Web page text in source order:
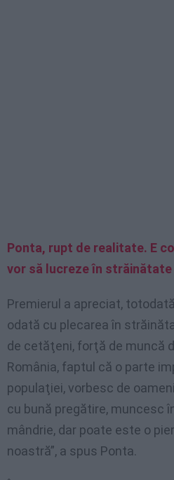
Ponta, rupt de realitate. E
vor să lucreze în străinătate
Premierul a apreciat,
odată cu plecarea în
de cetăţeni, forţă de muncă
România, faptul că o parte
populaţiei, vorbesc de
cu bună pregătire, muncesc
mândrie, dar poate este o
noastră”, a spus Ponta.